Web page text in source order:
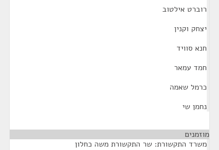
רוברט אילטוב
יצחק וקנין
חנא סוויד
חמד עמאר
כרמל שאמה
נחמן שי
מוזמנים
משרד התקשורת: שר התקשורת משה כחלון